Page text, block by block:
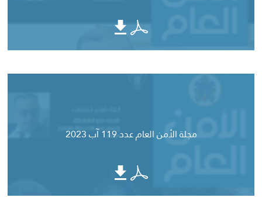
مجلة الأمن العام عدد 119 آب 2023